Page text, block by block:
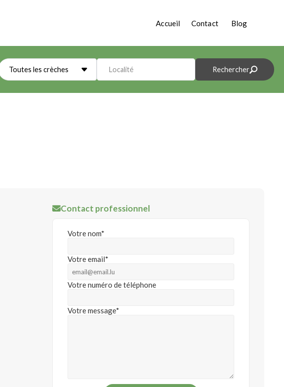
Accueil Contact Blog
Toutes les crèches Localité Rechercher
Contact professionnel
Votre nom*
Votre email*
Votre numéro de téléphone
Votre message*